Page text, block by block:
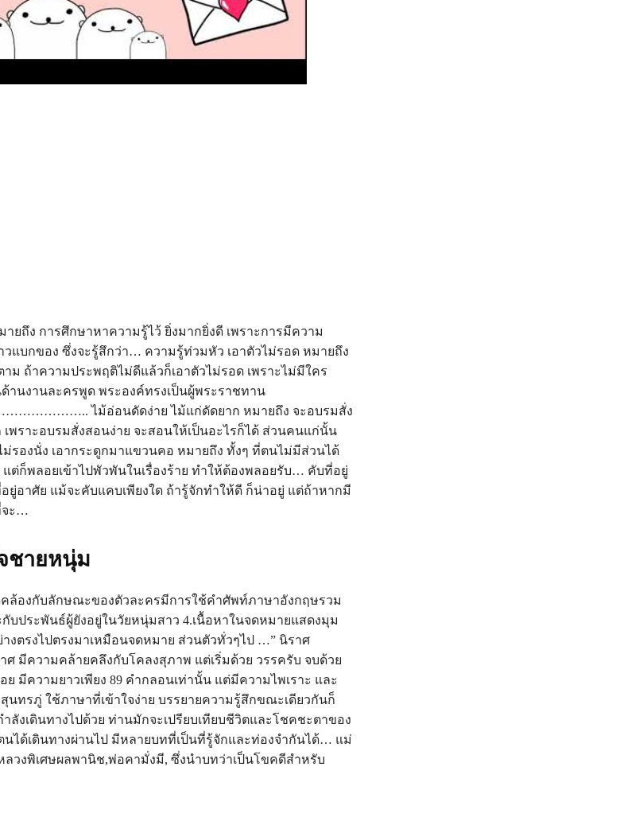
ยถึง การศึกษาหาความรู้ไว้ ยิ่งมากยิ่งดี เพราะการมีความ
แบกของ ซึ่งจะรู้สึกว่า… ความรู้ท่วมหัว เอาตัวไม่รอด หมายถึง
ม ถ้าความประพฤติไม่ดีแล้วก็เอาตัวไม่รอด เพราะไม่มีใคร
นงานละครพูด พระองค์ทรงเป็นผู้พระราชทาน
ไม้อ่อนดัดง่าย ไม้แก่ดัดยาก หมายถึง จะอบรมสั่ง
เพราะอบรมสั่งสอนง่าย จะสอนให้เป็นอะไรก็ได้ ส่วนคนแก่นั้น
รองนั่ง เอากระดูกมาแขวนคอ หมายถึง ทั้งๆ ที่ตนไม่มีส่วนได้
แต่ก็พลอยเข้าไปพัวพันในเรื่องร้าย ทำให้ต้องพลอยรับ… คับที่อยู่
ยู่อาศัย แม้จะคับแคบเพียงใด ถ้ารู้จักทำให้ดี ก็น่าอยู่ แต่ถ้าหากมี
จะ…
ชายหนุ่ม
ล้องกับลักษณะของตัวละครมีการใช้คำศัพท์ภาษาอังกฤษรวม
บประพันธ์ผู้ยังอยู่ในวัยหนุ่มสาว 4.เนื้อหาในจดหมายแสดงมุม
งตรงไปตรงมาเหมือนจดหมาย ส่วนตัวทั่วๆไป …” นิราศ
ศ มีความคล้ายคลึงกับโคลงสุภาพ แต่เริ่มด้วย วรรครับ จบด้วย
ย มีความยาวเพียง 89 คำกลอนเท่านั้น แต่มีความไพเราะ และ
นทรภู่ ใช้ภาษาที่เข้าใจง่าย บรรยายความรู้สึกขณะเดียวกันก็
ลังเดินทางไปด้วย ท่านมักจะเปรียบเทียบชีวิตและโชคชะตาของ
ได้เดินทางผ่านไป มีหลายบทที่เป็นที่รู้จักและท่องจำกันได้… แม่
ลวงพิเศษผลพานิช,พ่อคามั่งมี, ซึ่งนำบทว่าเป็นโขคดีสำหรับ